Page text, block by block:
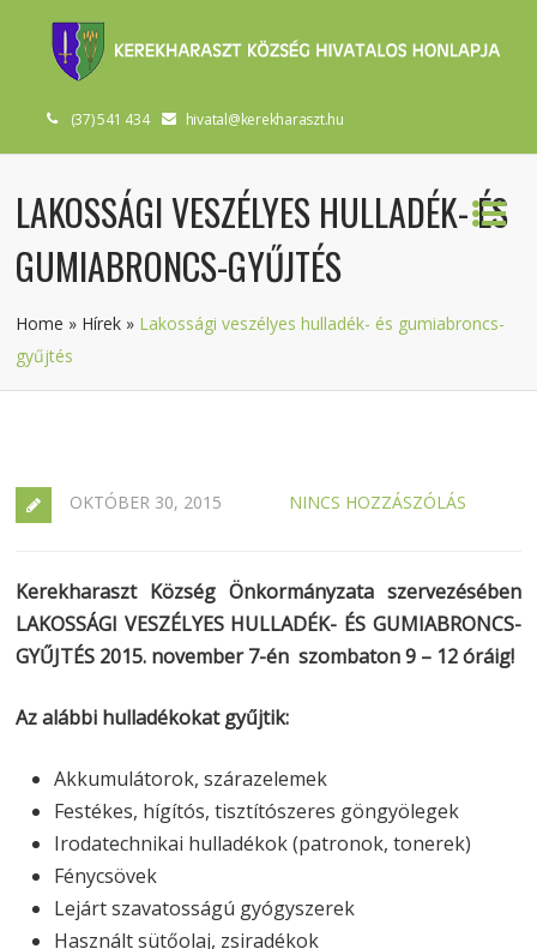
(37) 541 434 hivatal@kerekharaszt.hu
LAKOSSÁGI VESZÉLYES HULLADÉK- ÉS
GUMIABRONCS-GYŰJTÉS
Home » Hírek » Lakossági veszélyes hulladék- és gumiabroncs-
gyűjtés
OKTÓBER 30, 2015 NINCS HOZZÁSZÓLÁS
Kerekharaszt Község Önkormányzata szervezésében
LAKOSSÁGI VESZÉLYES HULLADÉK- ÉS GUMIABRONCS-
GYŰJTÉS 2015. november 7-én szombaton 9 – 12 óráig!
Az alábbi hulladékokat gyűjtik:
Akkumulátorok, szárazelemek
Festékes, hígítós, tisztítószeres göngyölegek
Irodatechnikai hulladékok (patronok, tonerek)
Fénycsövek
Lejárt szavatosságú gyógyszerek
Használt sütőolaj, zsiradékok